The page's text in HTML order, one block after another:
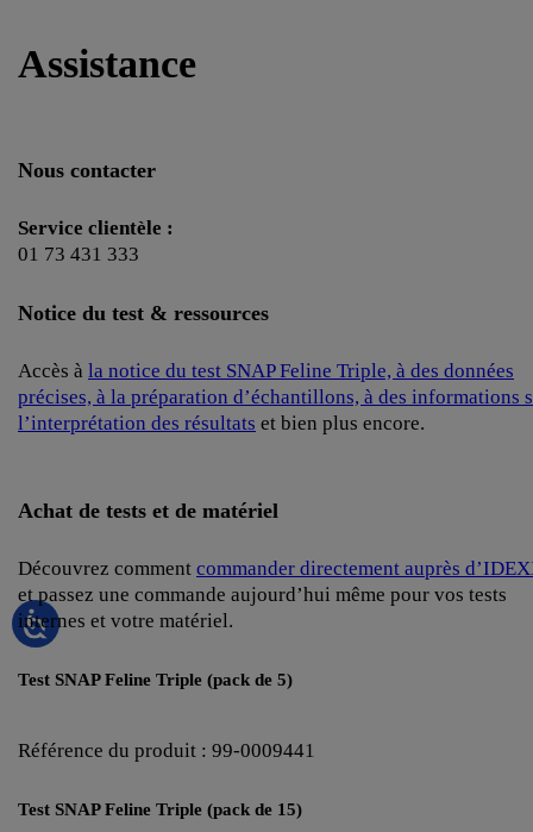
Assistance
Nous contacter
Service clientèle :
01 73 431 333
Notice du test & ressources
Accès à la notice du test SNAP Feline Triple, à des données
précises, à la préparation d’échantillons, à des informations
l’interprétation des résultats et bien plus encore.
Achat de tests et de matériel
Découvrez comment commander directement auprès
et passez une commande aujourd’hui même pour vos tests
internes et votre matériel.
Test SNAP Feline Triple (pack de 5)
Référence du produit : 99-0009441
Test SNAP Feline Triple (pack de 15)